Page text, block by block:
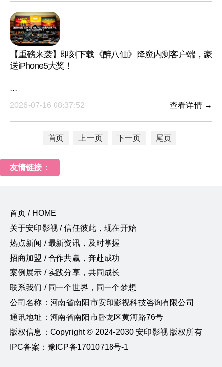
【重磅来袭】即刻下载《醉八仙》降魔内测客户端，豪
送iPhone5大奖！
···
2026-07-16 08:37:52
查看详情 →
首页 上一页 下一页 尾页
友情链接：
首页 / HOME
关于安印影视 / 信任彼此，现在开始
热点新闻 / 最新资讯，及时掌握
招商加盟 / 合作共赢，奔赴成功
案例展示 / 实践分享，共同成长
联系我们 / 同一个世界，同一个梦想
公司名称：河南省南阳市安印影视科技咨询有限公司
通讯地址：河南省南阳市卧龙区黄河路76号
版权信息：Copyright © 2024-2030 安印影视 版权所有
IPC备案：豫ICP备17010718号-1